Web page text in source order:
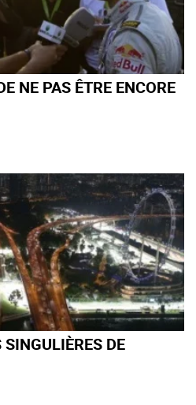
NE PAS ÊTRE ENCORE
DE